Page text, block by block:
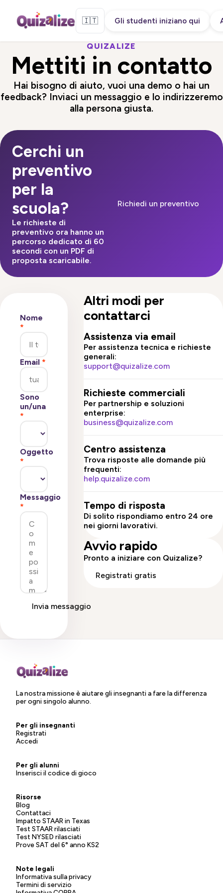
🇮🇹 Gli studenti iniziano qui
QUIZALIZE
Mettiti in contatto
Hai bisogno di aiuto, vuoi una demo o hai un
feedback? Inviaci un messaggio e lo indirizzeremo
alla persona giusta.
Cerchi un
preventivo
per la
scuola?
Le richieste di
preventivo ora hanno un
percorso dedicato di 60
secondi con un PDF di
proposta scaricabile.
Richiedi un preventivo
Nome
*
Email *
Sono
un/una
*
Oggetto
*
Messaggio
*
Invia messaggio
Altri modi per
contattarci
Assistenza via email
Per assistenza tecnica e richieste
generali:
support@quizalize.com
Richieste commerciali
Per partnership e soluzioni
enterprise:
business@quizalize.com
Centro assistenza
Trova risposte alle domande più
frequenti:
help.quizalize.com
Tempo di risposta
Di solito rispondiamo entro 24 ore
nei giorni lavorativi.
Avvio rapido
Pronto a iniziare con Quizalize?
Registrati gratis
La nostra missione è aiutare gli insegnanti a fare la differenza
per ogni singolo alunno.
Per gli insegnanti
Registrati
Accedi
Per gli alunni
Inserisci il codice di gioco
Risorse
Blog
Contattaci
Impatto STAAR in Texas
Test STAAR rilasciati
Test NYSED rilasciati
Prove SAT del 6° anno KS2
Note legali
Informativa sulla privacy
Termini di servizio